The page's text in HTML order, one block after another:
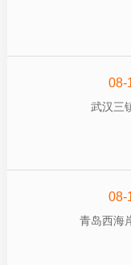
08-
武汉三
08-
青岛西海